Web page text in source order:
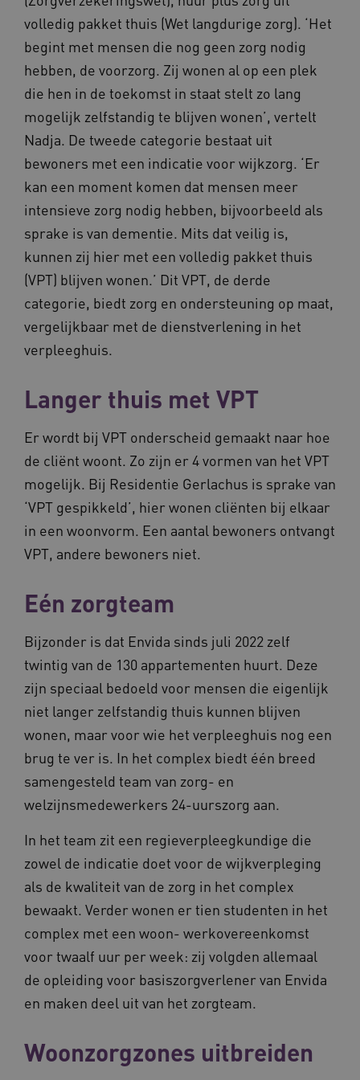
volledig pakket thuis (Wet langdurige zorg). ‘Het
begint met mensen die nog geen zorg nodig
hebben, de voorzorg. Zij wonen al op een plek
die hen in de toekomst in staat stelt zo lang
mogelijk zelfstandig te blijven wonen’, vertelt
Nadja. De tweede categorie bestaat uit
bewoners met een indicatie voor wijkzorg. ‘Er
kan een moment komen dat mensen meer
intensieve zorg nodig hebben, bijvoorbeeld als
sprake is van dementie. Mits dat veilig is,
kunnen zij hier met een volledig pakket thuis
(VPT) blijven wonen.’ Dit VPT, de derde
categorie, biedt zorg en ondersteuning op maat,
vergelijkbaar met de dienstverlening in het
verpleeghuis.
Langer thuis met VPT
Er wordt bij VPT onderscheid gemaakt naar hoe
de cliënt woont. Zo zijn er 4 vormen van het VPT
mogelijk. Bij Residentie Gerlachus is sprake van
‘VPT gespikkeld’, hier wonen cliënten bij elkaar
in een woonvorm. Een aantal bewoners ontvangt
VPT, andere bewoners niet.
Eén zorgteam
Bijzonder is dat Envida sinds juli 2022 zelf
twintig van de 130 appartementen huurt. Deze
zijn speciaal bedoeld voor mensen die eigenlijk
niet langer zelfstandig thuis kunnen blijven
wonen, maar voor wie het verpleeghuis nog een
brug te ver is. In het complex biedt één breed
samengesteld team van zorg- en
welzijnsmedewerkers 24-uurszorg aan.
In het team zit een regieverpleegkundige die
zowel de indicatie doet voor de wijkverpleging
als de kwaliteit van de zorg in het complex
bewaakt. Verder wonen er tien studenten in het
complex met een woon- werkovereenkomst
voor twaalf uur per week: zij volgden allemaal
de opleiding voor basiszorgverlener van Envida
en maken deel uit van het zorgteam.
Woonzorgzones uitbreiden
ARRAffinity
Microsoft Corporation
.waardigheidentrots.nl
CookieScriptConsent
CookieScript
m906.waardigheidentrots.nl
VISITOR_PRIVACY_METADATA
YouTube
ARRAffinitySameSite
Microsoft Corporation
AWSALBCORS
Amazon.com Inc.
vilans.blueconic.net
FPLC .waardigheidentrots.nl
Google Privacy Policy